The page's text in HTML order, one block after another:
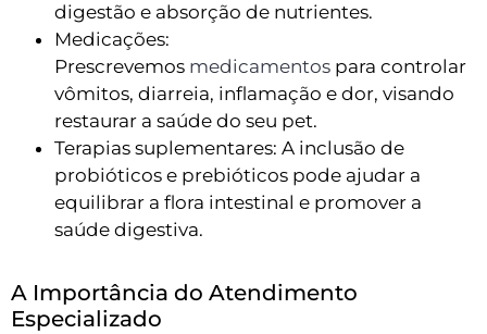
digestão e absorção de nutrientes.
Medicações:
Prescrevemos medicamentos para controlar
vômitos, diarreia, inflamação e dor, visando
restaurar a saúde do seu pet.
Terapias suplementares: A inclusão de
probióticos e prebióticos pode ajudar a
equilibrar a flora intestinal e promover a
saúde digestiva.
A Importância do Atendimento
Especializado